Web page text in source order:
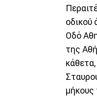
οδικού
Οδό
της
μήκους